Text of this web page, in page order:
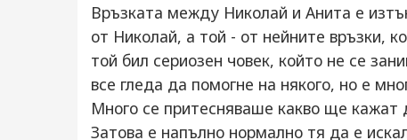
Връзката между Николай и Анита е
от Николай, а той - от нейните връзки,
той бил сериозен човек, който не се
все гледа да помогне на някого, но е
Много се притесняваше какво ще
Затова е напълно нормално тя да е